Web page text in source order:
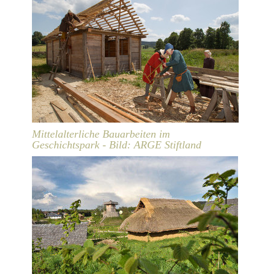
Mittelalterliche Bauarbeiten im
Geschichtspark - Bild: ARGE Stiftland